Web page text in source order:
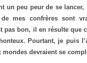
un peu peur de se
de mes confrères sont
pas bon, il en résulte que
Pourtant, je puis
devraient se